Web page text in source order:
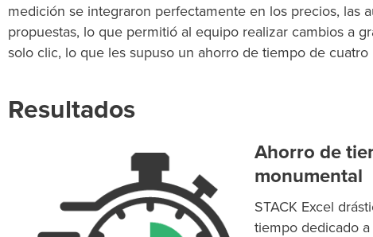
medición se integraron perfectamente en los precios, las
propuestas, lo que permitió al equipo realizar cambios a
solo clic, lo que les supuso un ahorro de tiempo de cuatro
Resultados
Ahorro de
monumental
STACK Excel
tiempo dedicado a